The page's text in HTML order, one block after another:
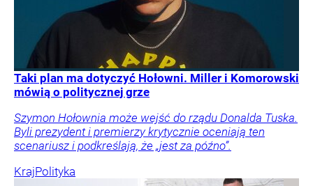
Taki plan ma dotyczyć Hołowni. Miller i Komorowski
mówią o politycznej grze
Szymon Hołownia może wejść do rządu Donalda Tuska.
Byli prezydent i premierzy krytycznie oceniają ten
scenariusz i podkreślają, że „jest za późno”.
KrajPolityka